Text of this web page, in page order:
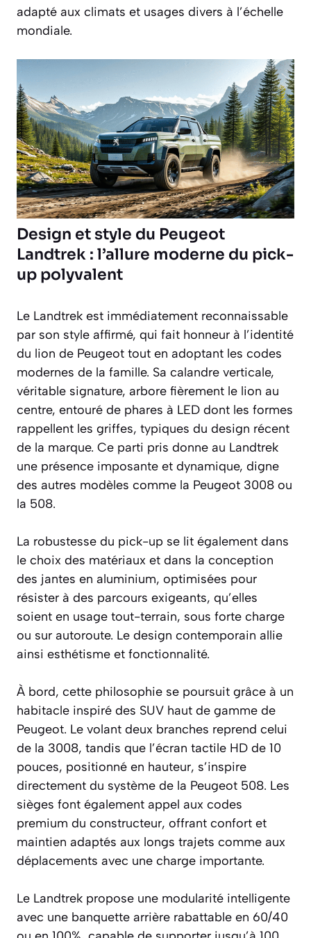
adapté aux climats et usages divers à l’échelle
mondiale.
Design et style du Peugeot
Landtrek : l’allure moderne du pick-
up polyvalent
Le Landtrek est immédiatement reconnaissable
par son style affirmé, qui fait honneur à l’identité
du lion de Peugeot tout en adoptant les codes
modernes de la famille. Sa calandre verticale,
véritable signature, arbore fièrement le lion au
centre, entouré de phares à LED dont les formes
rappellent les griffes, typiques du design récent
de la marque. Ce parti pris donne au Landtrek
une présence imposante et dynamique, digne
des autres modèles comme la Peugeot 3008 ou
la 508.
La robustesse du pick-up se lit également dans
le choix des matériaux et dans la conception
des jantes en aluminium, optimisées pour
résister à des parcours exigeants, qu’elles
soient en usage tout-terrain, sous forte charge
ou sur autoroute. Le design contemporain allie
ainsi esthétisme et fonctionnalité.
À bord, cette philosophie se poursuit grâce à un
habitacle inspiré des SUV haut de gamme de
Peugeot. Le volant deux branches reprend celui
de la 3008, tandis que l’écran tactile HD de 10
pouces, positionné en hauteur, s’inspire
directement du système de la Peugeot 508. Les
sièges font également appel aux codes
premium du constructeur, offrant confort et
maintien adaptés aux longs trajets comme aux
déplacements avec une charge importante.
Le Landtrek propose une modularité intelligente
avec une banquette arrière rabattable en 60/40